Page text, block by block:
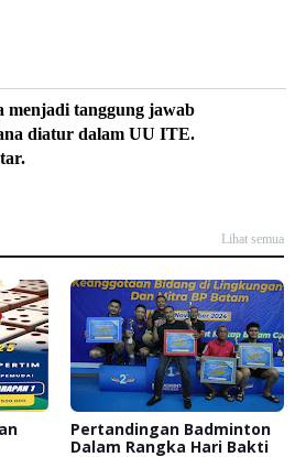
menjadi tanggung jawab
diatur dalam UU ITE.
Lihat semua
Pertandingan Badminton
Dalam Rangka Hari Bakti